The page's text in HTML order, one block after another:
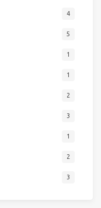
4
5
1
1
2
3
1
2
3